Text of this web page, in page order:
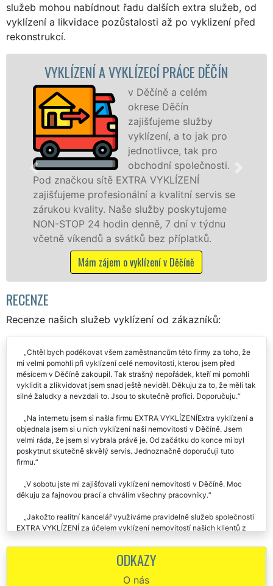
služeb mohou nabídnout řadu dalších extra služeb, od
vyklízení a likvidace pozůstalosti až po vyklizení před
rekonstrukcí.
A VYKLÍZECÍ PRÁCE DĚČÍN
v Děčíně a celém
okrese Děčín
zajišťujeme služby
vyklízení, a to jak pro
jednotlivce, tak pro
obchodní společnosti.
sítě EXTRA VYKLÍZENÍ
profesionální a kvalitní servis se
kvality. Naše služby poskytujeme
24 hodin denně, 7 dní v týdnu
víkendů a svátků bez příplatků.
Mám zájem o vyklízení v Děčíně
jak
RECENZE
Recenze našich služeb vyklízení od zákazníků:
Chtěl bych poděkovat všem zaměstnancům této firmy za toho, že
mi velmi pomohli při vyklízení celé nemovitosti, kterou jsem před
měsícem v Děčíně zakoupil. Tak strašný nepořádek, kteří mi pomohli
vyklidit a zlikvidovat jsem snad ještě neviděl. Děkuju za to, že měli tak
silné žaludky a nevzdali to. Jsou to skutečně profíci. Doporučuju.
Na internetu jsem si našla firmu EXTRA VYKLÍZENÍExtra vyklízení a
objednala jsem si u nich vyklízení naší nemovitosti v Děčíně. Jsem
velmi ráda, že jsem si vybrala právě je. Od začátku do konce mi byl
poskytnut skutečně skvělý servis. Jednoznačně doporučuji tuto
firmu.
V sobotu jste mi zajišťovali vyklízení nemovitosti v Děčíně. Moc
děkuju za fajnovou prací a chválím všechny pracovníky.
Jakožto realitní kancelář využíváme pravidelně služeb společnosti
EXTRA VYKLÍZENÍ za účelem vyklízení nemovitostí našich klientů z
pokaždé na výbornou. Rozhodně doporučujeme na vyklízení nebo
stěhování využívat služeb této společnosti.
Pro vyklizení nově zakoupené nemovitosti jsme si vybrali právě
ODKAZY
O nás